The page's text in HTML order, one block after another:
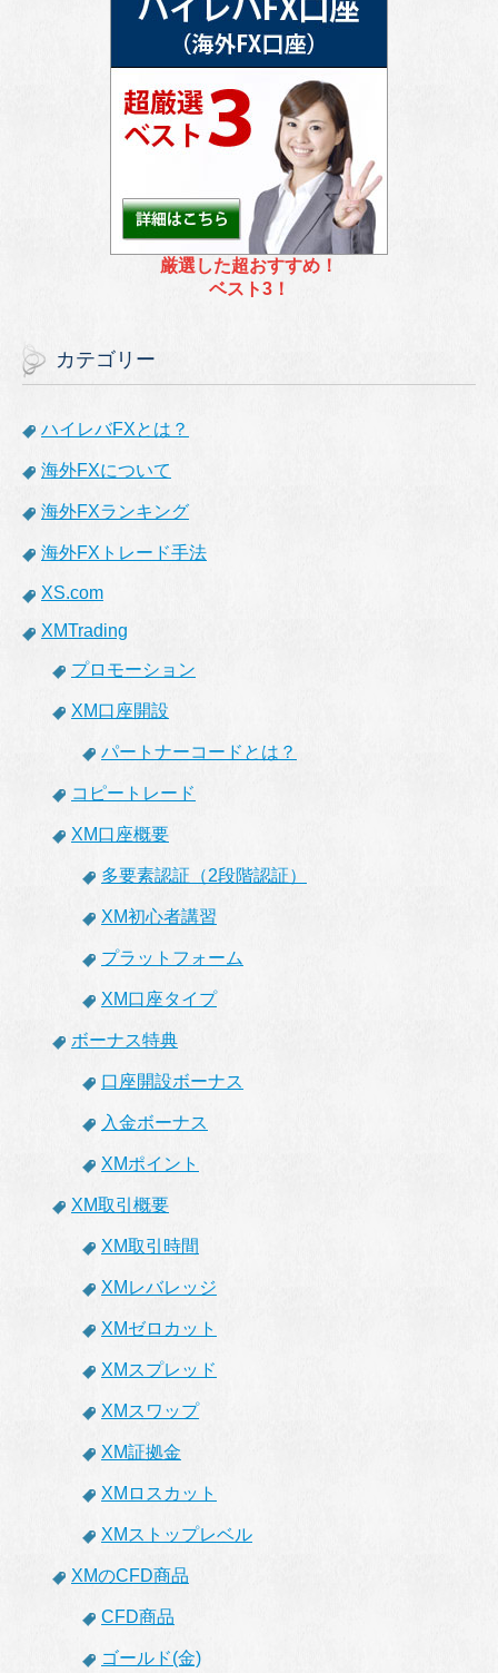
厳選した超おすすめ！
ベスト3！
カテゴリー
ハイレバFXとは？
海外FXについて
海外FXランキング
海外FXトレード手法
XS.com
XMTrading
プロモーション
XM口座開設
パートナーコードとは？
コピートレード
XM口座概要
多要素認証（2段階認証）
XM初心者講習
プラットフォーム
XM口座タイプ
ボーナス特典
口座開設ボーナス
入金ボーナス
XMポイント
XM取引概要
XM取引時間
XMレバレッジ
XMゼロカット
XMスプレッド
XMスワップ
XM証拠金
XMロスカット
XMストップレベル
XMのCFD商品
CFD商品
ゴールド(金)